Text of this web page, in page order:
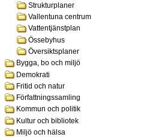
Strukturplaner
Vallentuna centrum
Vattentjänstplan
Össebyhus
Översiktsplaner
Bygga, bo och miljö
Demokrati
Fritid och natur
Författningssamling
Kommun och politik
Kultur och bibliotek
Miljö och hälsa